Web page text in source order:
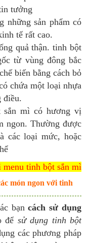
tưởng
những sản phẩm có
tế rất cao.
quả thận. tinh bột
từ vùng đông bắc
biến bằng cách bỏ
chứa một loại nhựa
điều.
sắn mì có hương vị
ngon. Thường được
các loại mức, hoặc
menu tinh bột sắn mì
món ngon với tinh
bạncách sử dụng
để sử dụng tinh bột
các phương pháp